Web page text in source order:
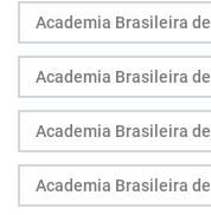
Academia Brasileira
Academia Brasileira
Academia Brasileira
Academia Brasileira